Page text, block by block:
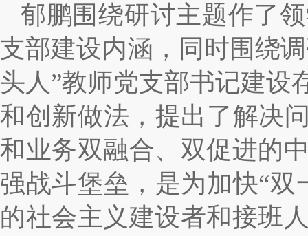
郁鹏围绕研讨主题作了
支部建设内涵，同时围绕
头人”教师党支部书记建设
和创新做法， 提出了解决
和业务双融合、双促进的
强战斗堡垒，是为加快“
的社会主义建设者和接班